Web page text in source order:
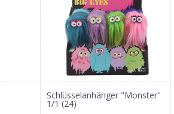
Schlüsselanhänger "Monster"
1/1 (24)